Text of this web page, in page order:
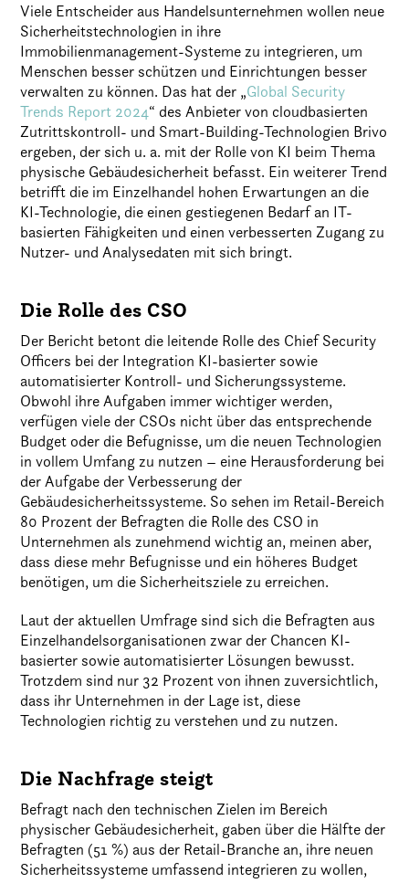
Viele Entscheider aus Handelsunternehmen wollen neue
Sicherheitstechnologien in ihre
Immobilienmanagement-Systeme zu integrieren, um
Menschen besser schützen und Einrichtungen besser
verwalten zu können. Das hat der „Global Security
Trends Report 2024“ des Anbieter von cloudbasierten
Zutrittskontroll- und Smart-Building-Technologien Brivo
ergeben, der sich u. a. mit der Rolle von KI beim Thema
physische Gebäudesicherheit befasst. Ein weiterer Trend
betrifft die im Einzelhandel hohen Erwartungen an die
KI-Technologie, die einen gestiegenen Bedarf an IT-
basierten Fähigkeiten und einen verbesserten Zugang zu
Nutzer- und Analysedaten mit sich bringt.
Die Rolle des CSO
Der Bericht betont die leitende Rolle des Chief Security
Officers bei der Integration KI-basierter sowie
automatisierter Kontroll- und Sicherungssysteme.
Obwohl ihre Aufgaben immer wichtiger werden,
verfügen viele der CSOs nicht über das entsprechende
Budget oder die Befugnisse, um die neuen Technologien
in vollem Umfang zu nutzen – eine Herausforderung bei
der Aufgabe der Verbesserung der
Gebäudesicherheitssysteme. So sehen im Retail-Bereich
80 Prozent der Befragten die Rolle des CSO in
Unternehmen als zunehmend wichtig an, meinen aber,
dass diese mehr Befugnisse und ein höheres Budget
benötigen, um die Sicherheitsziele zu erreichen.
Laut der aktuellen Umfrage sind sich die Befragten aus
Einzelhandelsorganisationen zwar der Chancen KI-
basierter sowie automatisierter Lösungen bewusst.
Trotzdem sind nur 32 Prozent von ihnen zuversichtlich,
dass ihr Unternehmen in der Lage ist, diese
Technologien richtig zu verstehen und zu nutzen.
Die Nachfrage steigt
Befragt nach den technischen Zielen im Bereich
physischer Gebäudesicherheit, gaben über die Hälfte der
Befragten (51 %) aus der Retail-Branche an, ihre neuen
Sicherheitssysteme umfassend integrieren zu wollen,